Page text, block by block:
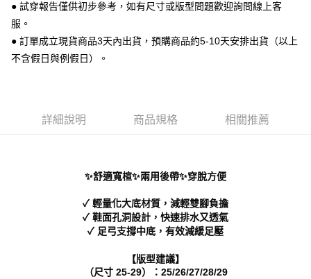
１．簡單：不需註冊會員、不需綁卡、不需儲值。
２．便利：只要手機號碼，簡訊認證，即可結帳。
３．安心：先確認商品／服務後，再付款。
【「AFTEE先享後付」結帳流程】
ATM／網路銀行／等多元方式進行付款，方視為交易完成。
※ 交易是否成功請以「AFTEE先享後付 」之結帳頁面顯示為準，若有關於
https://netprotections.freshdesk.com/support/home
１．透過由恩沛科技股份有限公司提供之「AFTEE先享後付」服務完成之交
權轉讓予恩沛科技股份有限公司。
２．關於個人資料處理事宜，請瀏覽以下網址：
全家 取貨付款
每筆NT$70，滿NT$999(含以上)免運費
7-11 取貨付款
每筆NT$90，滿NT$999(含以上)免運費
● 試穿報告僅供初步參考，如有尺寸或版型問題歡迎詢問線上客
服。
● 訂單成立現貨商品3天內出貨，預購商品約5-10天安排出貨（以上
不含假日與例假日）。
詳細說明 商品規格 相關推薦
✨舒適寬楦✨兩用後帶✨穿脫方便
✓ 輕量化大底材質，減輕雙腳負擔
✓ 鞋面孔洞設計，快速排水又透氣
✓ 足弓支撐中底，有效減緩足壓
【版型建議】
（尺寸 25-29）：25/26/27/28/29